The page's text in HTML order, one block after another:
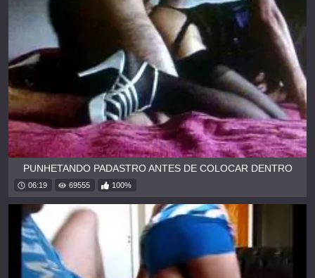
PUNHETANDO PADASTRO ANTES DE COLOCAR DENTRO
06:19 69555 100%